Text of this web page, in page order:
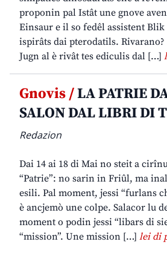
proponin pal Istât une gnove
Einsaur e il so fedêl assistent
ispirâts dai pterodatils.
Jugn al è rivât tes ediculis dal […]
Gnovis /LA PATRIE
SALON DAL LIBRI DI
Redazion
Dai 14 ai 18 di Mai no steit a
“Patrie”: no sarin in Friûl, ma
esili. Pal moment, jessi “furlans
è ancjemò une colpe. Salacor lu
moment o podin jessi “libars di
“mission”. Une mission […] lei di